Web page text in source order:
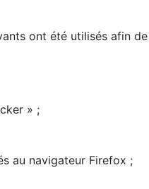
ont été utilisés afin
» ;
au navigateur Firefox ;